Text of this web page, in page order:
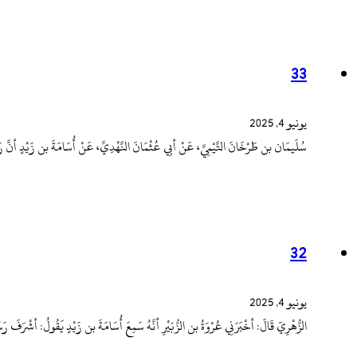
33
يونيو 4, 2025
سُلَيمَان بن طَرْخَانَ التَّيْمِيَّ، عَنْ أبِي عُثْمَانَ النَّهْدِيِّ، عَنْ أُسَامَةَ بن زَيْدٍ
32
يونيو 4, 2025
الزُّهْرِيّ قَالَ: أخْبَرَنِي عُرْوَةُ بن الزُّبَيْرِ أنَّهُ سَمِعَ أُسَامَةَ بن زَيْدٍ يَقُولُ: أشْرَفَ